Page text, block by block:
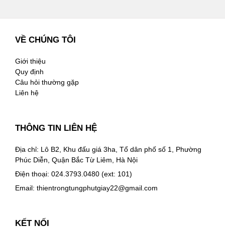
VỀ CHÚNG TÔI
Giới thiệu
Quy định
Câu hỏi thường gặp
Liên hệ
THÔNG TIN LIÊN HỆ
Địa chỉ: Lô B2, Khu đấu giá 3ha, Tổ dân phố số 1, Phường
Phúc Diễn, Quận Bắc Từ Liêm, Hà Nội
Điện thoại: 024.3793.0480 (ext: 101)
Email: thientrongtungphutgiay22@gmail.com
KẾT NỐI